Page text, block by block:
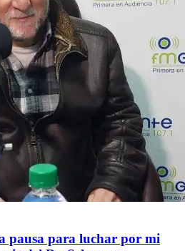
pausa para luchar por mi